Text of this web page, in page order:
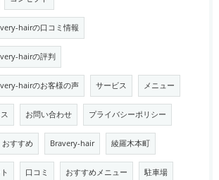
hairの口コミ情報
hairの評判
hairのお客様の声 サービス メニュー
お問い合わせ プライバシーポリシー
おすすめ Bravery-hair 綾羅木本町
口コミ おすすめメニュー 駐車場